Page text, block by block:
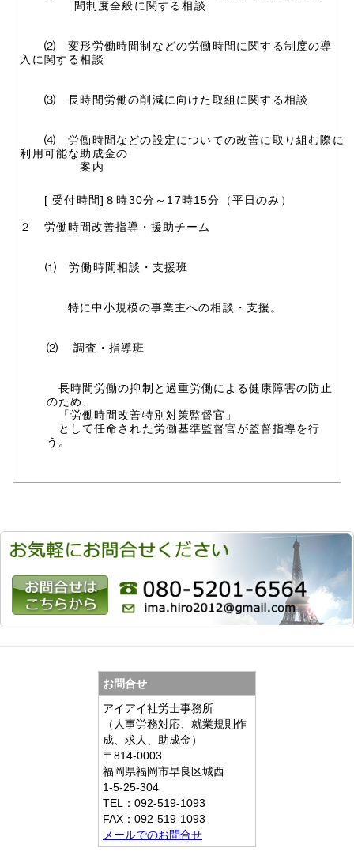
間制度全般に関する相談
⑵ 変形労働時間制などの労働時間に関する制度の導
入に関する相談
⑶ 長時間労働の削減に向けた取組に関する相談
⑷ 労働時間などの設定についての改善に取り組む際に
利用可能な助成金の
案内
[受付時間]８時30分～17時15分（平日のみ）
２ 労働時間改善指導・援助チーム
⑴ 労働時間相談・支援班
特に中小規模の事業主への相談・支援。
⑵ 調査・指導班
長時間労働の抑制と過重労働による健康障害の防止
のため、
「労働時間改善特別対策監督官」
として任命された労働基準監督官が監督指導を行
う。
お問合せ
アイアイ社労士事務所
（人事労務対応、就業規則作
成、求人、助成金）
〒814-0003
福岡県福岡市早良区城西
1-5-25-304
TEL：092-519-1093
FAX：092-519-1093
メールでのお問合せ